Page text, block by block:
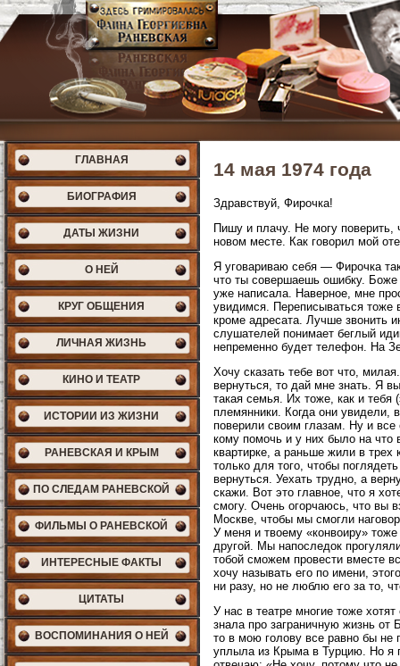
ГЛАВНАЯ
БИОГРАФИЯ
ДАТЫ ЖИЗНИ
О НЕЙ
КРУГ ОБЩЕНИЯ
ЛИЧНАЯ ЖИЗНЬ
КИНО И ТЕАТР
ИСТОРИИ ИЗ ЖИЗНИ
РАНЕВСКАЯ И КРЫМ
ПО СЛЕДАМ РАНЕВСКОЙ
ФИЛЬМЫ О РАНЕВСКОЙ
ИНТЕРЕСНЫЕ ФАКТЫ
ЦИТАТЫ
ВОСПОМИНАНИЯ О НЕЙ
14 мая 1974 года
Здравствуй, Фирочка!
Пишу и плачу. Не могу поверить,
новом месте. Как говорил мой
Я уговариваю себя — Фирочка
что ты совершаешь ошибку. Боже
уже написала. Наверное, мне
увидимся. Переписываться тоже
кроме адресата. Лучше звонить
слушателей понимает беглый
непременно будет телефон. На
Хочу сказать тебе вот что,
вернуться, то дай мне знать. Я
такая семья. Их тоже, как и тебя
племянники. Когда они увидели,
поверили своим глазам. Ну и
кому помочь и у них было на что
квартирке, а раньше жили в трех
только для того, чтобы
вернуться. Уехать трудно, а
скажи. Вот это главное, что я
смогу. Очень огорчаюсь, что вы
Москве, чтобы мы смогли
У меня и твоему «конвоиру»
другой. Мы напоследок
тобой сможем провести вместе
хочу называть его по имени,
ни разу, но не люблю его за то,
У нас в театре многие тоже
знала про заграничную жизнь от
то в мою голову все равно бы не
уплыла из Крыма в Турцию. Но я